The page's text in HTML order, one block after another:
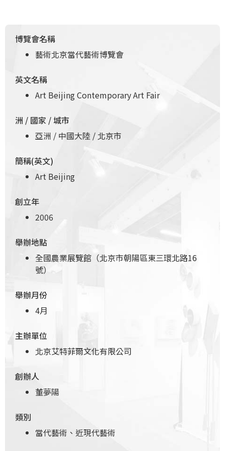
博覽會名稱
藝術北京當代藝術博覽會
英文名稱
Art Beijing Contemporary Art Fair
洲 / 國家 / 城市
亞洲 / 中國大陸 / 北京市
簡稱(英文)
Art Beijing
創立年
2006
舉辦地點
全國農業展覽館（北京市朝陽區東三環北路16
號）
舉辦月份
4月
主辦單位
北京艾特菲爾文化有限公司
創辦人
董夢陽
類別
當代藝術、近現代藝術